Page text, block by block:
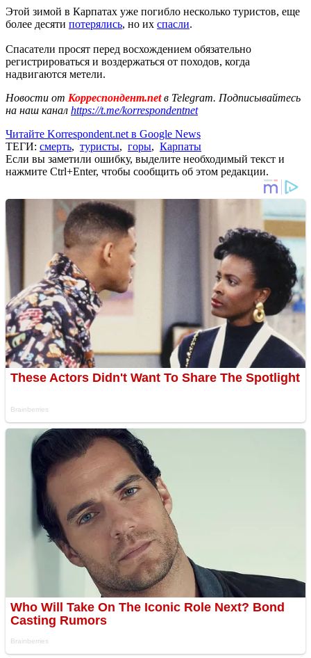
Этой зимой в Карпатах уже погибло несколько туристов, еще
более десяти потерялись, но их спасли.
Спасатели просят перед восхождением обязательно
регистрироваться и воздержаться от походов, когда
надвигаются метели.
Новости от Корреспондент.netв Telegram. Подписывайтесь
на наш канал https://t.me/korrespondentnet
Читайте Korrespondent.net в Google News
ТЕГИ: смерть, туристы, горы, Карпаты
Если вы заметили ошибку, выделите необходимый текст и
нажмите Ctrl+Enter, чтобы сообщить об этом редакции.